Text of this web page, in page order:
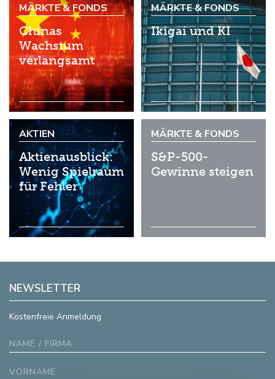
MÄRKTE & FONDS
Chinas
Wachstum
verlangsamt
MÄRKTE & FONDS
Ikigai und KI
AKTIEN
Aktienausblick:
Wenig Spielraum
für Fehler
MÄRKTE & FONDS
S&P-500-
Gewinne steigen
NEWSLETTER
Kostenfreie Anmeldung